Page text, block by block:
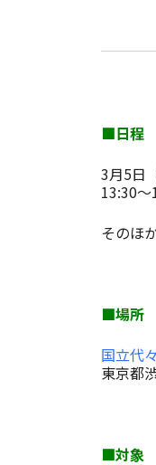
■日程
3月5日
13:30～
そのほ
■場所
国立代
東京都
■対象